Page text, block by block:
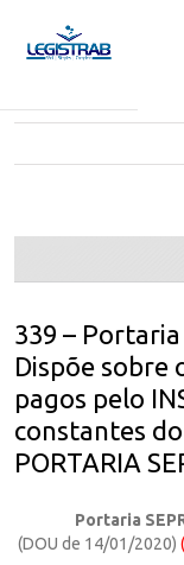
339 – Portaria
Dispõe sobre
pagos pelo
constantes do
PORTARIA
Portaria
(DOU de 14/01/2020)